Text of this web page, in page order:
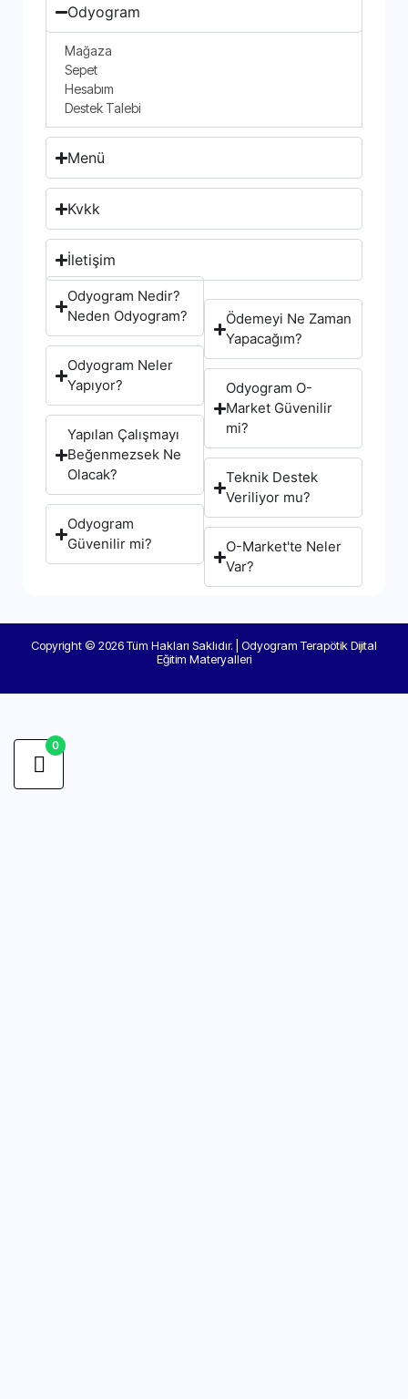
Odyogram
Mağaza
Sepet
Hesabım
Destek Talebi
Menü
Kvkk
İletişim
Odyogram Nedir?
Neden Odyogram?
Odyogram Neler
Yapıyor?
Yapılan Çalışmayı
Beğenmezsek Ne
Olacak?
Odyogram
Güvenilir mi?
Ödemeyi Ne Zaman
Yapacağım?
Odyogram O-
Market Güvenilir
mi?
Teknik Destek
Veriliyor mu?
O-Market'te Neler
Var?
Copyright © 2026 Tüm Hakları Saklıdır. | Odyogram Terapötik Dijital
Eğitim Materyalleri
0